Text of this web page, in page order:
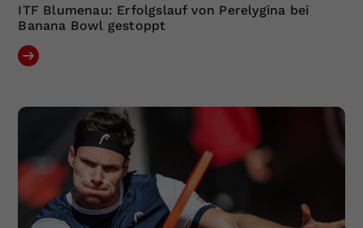
ITF Blumenau: Erfolgslauf von Perelygina bei
Banana Bowl gestoppt